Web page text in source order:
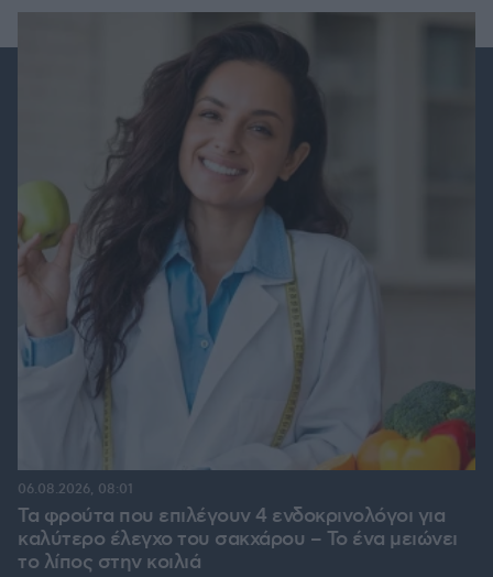
Τα φρούτα που επιλέγουν 4 ενδοκρινολόγοι για
καλύτερο έλεγχο του σακχάρου – Το ένα μειώνει
το λίπος στην κοιλιά
06.08.2026, 08:01